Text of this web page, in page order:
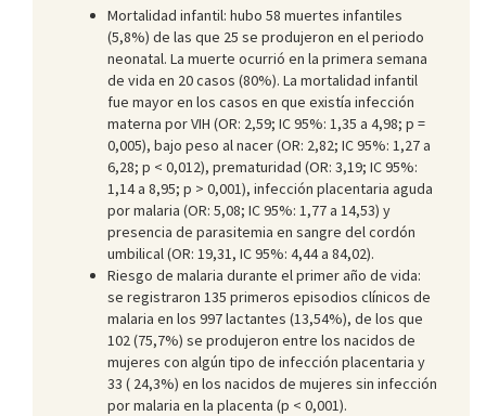
Mortalidad infantil: hubo 58 muertes infantiles
(5,8%) de las que 25 se produjeron en el periodo
neonatal. La muerte ocurrió en la primera semana
de vida en 20 casos (80%). La mortalidad infantil
fue mayor en los casos en que existía infección
materna por VIH (OR: 2,59; IC 95%: 1,35 a 4,98; p =
0,005), bajo peso al nacer (OR: 2,82; IC 95%: 1,27 a
6,28; p < 0,012), prematuridad (OR: 3,19; IC 95%:
1,14 a 8,95; p > 0,001), infección placentaria aguda
por malaria (OR: 5,08; IC 95%: 1,77 a 14,53) y
presencia de parasitemia en sangre del cordón
umbilical (OR: 19,31, IC 95%: 4,44 a 84,02).
Riesgo de malaria durante el primer año de vida:
se registraron 135 primeros episodios clínicos de
malaria en los 997 lactantes (13,54%), de los que
102 (75,7%) se produjeron entre los nacidos de
mujeres con algún tipo de infección placentaria y
33 ( 24,3%) en los nacidos de mujeres sin infección
por malaria en la placenta (p < 0,001).